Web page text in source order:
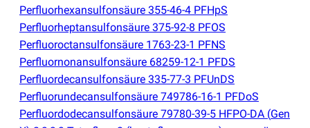
Perfluorhexansulfonsäure 355-46-4 PFHpS
Perfluorheptansulfonsäure 375-92-8 PFOS
Perfluoroctansulfonsäure 1763-23-1 PFNS
Perfluornonansulfonsäure 68259-12-1 PFDS
Perfluordecansulfonsäure 335-77-3 PFUnDS
Perfluorundecansulfonsäure 749786-16-1 PFDoS
Perfluordodecansulfonsäure 79780-39-5 HFPO-DA (Gen